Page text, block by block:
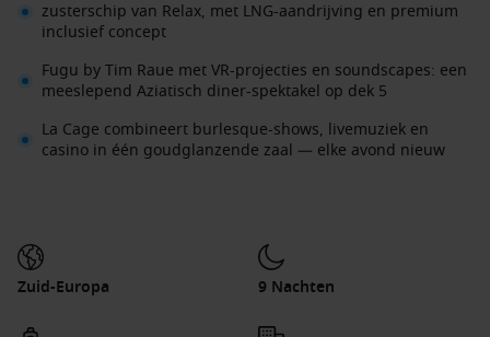
zusterschip van Relax, met LNG-aandrijving en premium
inclusief concept
Fugu by Tim Raue met VR-projecties en soundscapes: een
meeslepend Aziatisch diner-spektakel op dek 5
La Cage combineert burlesque-shows, livemuziek en
casino in één goudglanzende zaal — elke avond nieuw
Zuid-Europa 9 Nachten